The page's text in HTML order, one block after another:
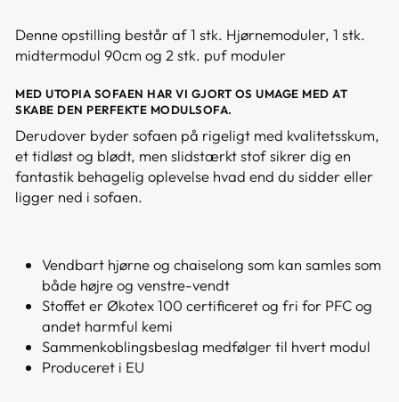
Denne opstilling består af 1 stk. Hjørnemoduler, 1 stk.
midtermodul 90cm og 2 stk. puf moduler
MED UTOPIA SOFAEN HAR VI GJORT OS UMAGE MED AT
SKABE DEN PERFEKTE MODULSOFA.
Derudover byder sofaen på rigeligt med kvalitetsskum,
et tidløst og blødt, men slidstærkt stof sikrer dig en
fantastik behagelig oplevelse hvad end du sidder eller
ligger ned i sofaen.
Vendbart hjørne og chaiselong som kan samles som
både højre og venstre-vendt
Stoffet er Økotex 100 certificeret og fri for PFC og
andet harmful kemi
Sammenkoblingsbeslag medfølger til hvert modul
Produceret i EU